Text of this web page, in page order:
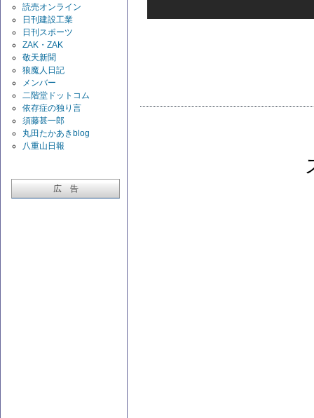
読売オンライン
日刊建設工業
日刊スポーツ
ZAK・ZAK
敬天新聞
狼魔人日記
メンバー
二階堂ドットコム
依存症の独り言
須藤甚一郎
丸田たかあきblog
八重山日報
広 告